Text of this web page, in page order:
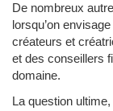
De nombreux
lorsqu’on
créateurs et
et des conseillers
domaine.
La question